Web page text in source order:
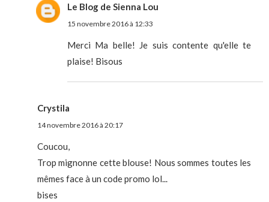
Le Blog de Sienna Lou
15 novembre 2016 à 12:33
Merci Ma belle! Je suis contente qu'elle te
plaise! Bisous
Crystila
14 novembre 2016 à 20:17
Coucou,
Trop mignonne cette blouse! Nous sommes toutes les
mêmes face à un code promo lol...
bises